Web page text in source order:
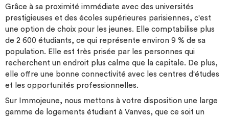
Grâce à sa proximité immédiate avec des universités
prestigieuses et des écoles supérieures parisiennes, c'est
une option de choix pour les jeunes. Elle comptabilise plus
de 2 600 étudiants, ce qui représente environ 9 % de sa
population. Elle est très prisée par les personnes qui
recherchent un endroit plus calme que la capitale. De plus,
elle offre une bonne connectivité avec les centres d'études
et les opportunités professionnelles.
Sur Immojeune, nous mettons à votre disposition une large
gamme de logements étudiant à Vanves, que ce soit un